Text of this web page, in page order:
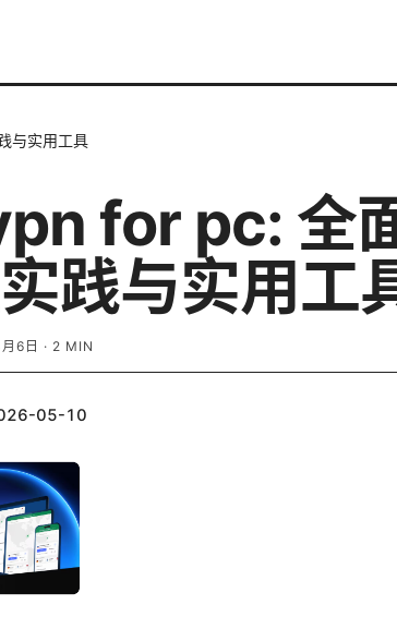
与实用工具
for pc: 全
践与实用工
6日 · 2 MIN
05-10